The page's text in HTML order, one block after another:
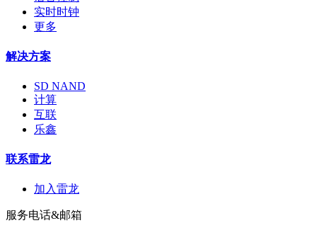
实时时钟
更多
解决方案
SD NAND
计算
互联
乐鑫
联系雷龙
加入雷龙
服务电话&邮箱